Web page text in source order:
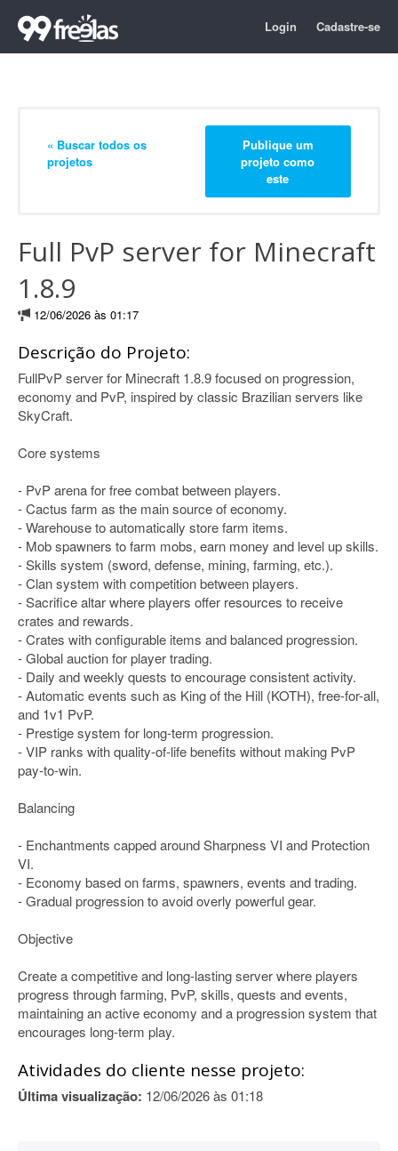
Login Cadastre-se
« Buscar todos os
projetos
Publique um
projeto como
este
Full PvP server for Minecraft
1.8.9
12/06/2026 às 01:17
Descrição do Projeto:
FullPvP server for Minecraft 1.8.9 focused on progression,
economy and PvP, inspired by classic Brazilian servers like
SkyCraft.
Core systems
- PvP arena for free combat between players.
- Cactus farm as the main source of economy.
- Warehouse to automatically store farm items.
- Mob spawners to farm mobs, earn money and level up skills.
- Skills system (sword, defense, mining, farming, etc.).
- Clan system with competition between players.
- Sacrifice altar where players offer resources to receive
crates and rewards.
- Crates with configurable items and balanced progression.
- Global auction for player trading.
- Daily and weekly quests to encourage consistent activity.
- Automatic events such as King of the Hill (KOTH), free-for-all,
and 1v1 PvP.
- Prestige system for long-term progression.
- VIP ranks with quality-of-life benefits without making PvP
pay-to-win.
Balancing
- Enchantments capped around Sharpness VI and Protection
VI.
- Economy based on farms, spawners, events and trading.
- Gradual progression to avoid overly powerful gear.
Objective
Create a competitive and long-lasting server where players
progress through farming, PvP, skills, quests and events,
maintaining an active economy and a progression system that
encourages long-term play.
Atividades do cliente nesse projeto:
Última visualização: 12/06/2026 às 01:18